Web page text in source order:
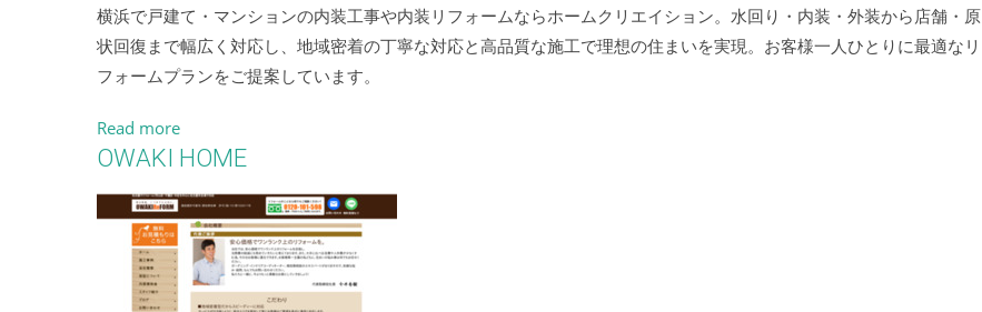
横浜で戸建て・マンションの内装工事や内装リフォームならホームクリエイション。水回り・内装・外装から店舗・原
状回復まで幅広く対応し、地域密着の丁寧な対応と高品質な施工で理想の住まいを実現。お客様一人ひとりに最適なリ
フォームプランをご提案しています。
Read more
OWAKI HOME